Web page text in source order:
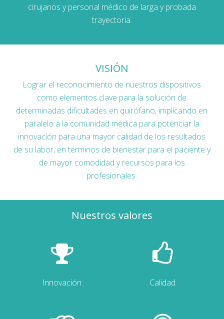
cirujanos y personal médico de larga y probada
trayectoria.
VISIÓN
Lograr el reconocimiento de nuestros dispositivos
como elementos clave para la solución de
determinadas dificultades en quirófano, implicando en
paralelo a la comunidad médica para potenciar la
innovación para una mayor calidad de los resultados
de su labor, en términos de bienestar para el paciente y
de mayor comodidad y recursos para los
profesionales.
Nuestros valores
Innovación Calidad